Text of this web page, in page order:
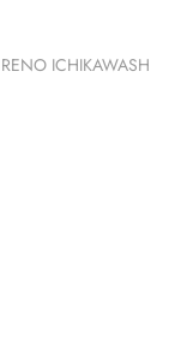
RENO ICHIKAWASH